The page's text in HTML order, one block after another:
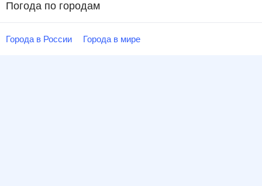
Погода по городам
Города в России Города в мире